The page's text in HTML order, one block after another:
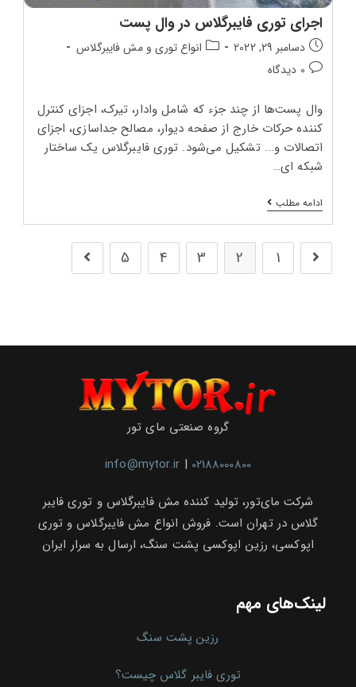
اجرای توری فایبرگلاس در وال پست
تاریخ
انتشار
پست:
دسامبر 29, 2022
دسته‌بندی
انواع توری و مش فایبرگلاس
دیدگاه‌های
0 دیدگاه
وال پست‌ها از چند جزء که شامل وادار، تیرک، اجزای کنترل
کننده حرکات خارج از صفحه دیوار، مصالح جداسازی، اجزای
اتصالات و... تشکیل می‌شود. توری فایبرگلاس یک ساختار
شبکه اي…
ادامه مطلباجرای
توری
فایبرگلاس
در
رفتن به صفحه قبلی
1
2
3
4
5
گروه صنعتی مای تور
info@mytor.ir | 02188000800
شرکت مای‌تور، تولید کننده مش فایبرگلاس و توری فایبر
گلاس در تهران است. فروش انواع مش فایبرگلاس و توری
اپوکسی، رزین اپوکسی پشت سنگ، ارسال به سرار ایران
لینک‌های مهم
رزین پشت سنگ
توری فایبر گلاس چیست؟